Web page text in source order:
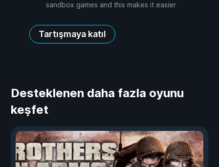
sandbox games and this makes it easier
Tartışmaya katıl
Desteklenen daha fazla oyunu
keşfet